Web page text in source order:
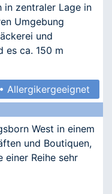
in zentraler Lage in
Umgebung
und
es ca. 150 m
Allergikergeeignet
West in einem
und Boutiquen,
einer Reihe sehr